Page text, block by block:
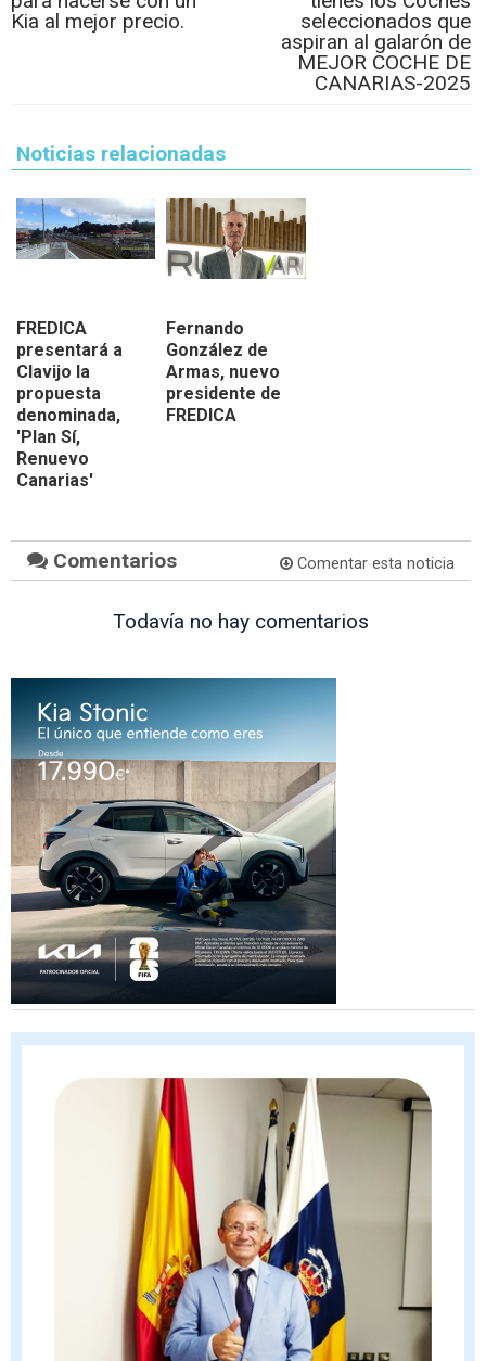
Kia al mejor precio.
seleccionados que
aspiran al galarón de
MEJOR COCHE DE
CANARIAS-2025
Noticias relacionadas
FREDICA
presentará a
Clavijo la
propuesta
denominada,
'Plan Sí,
Renuevo
Canarias'
Fernando
González de
Armas, nuevo
presidente de
FREDICA
Comentarios Comentar esta noticia
Todavía no hay comentarios